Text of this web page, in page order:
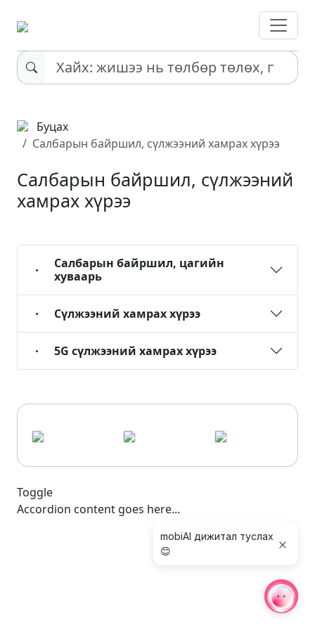
Буцах
Салбарын байршил, сүлжээний хамрах хүрээ
Салбарын байршил, сүлжээний
хамрах хүрээ
Салбарын байршил, цагийн
хуваарь
Сүлжээний хамрах хүрээ
5G сүлжээний хамрах хүрээ
Toggle
Accordion content goes here...
mobiAI дижитал туслах
😊